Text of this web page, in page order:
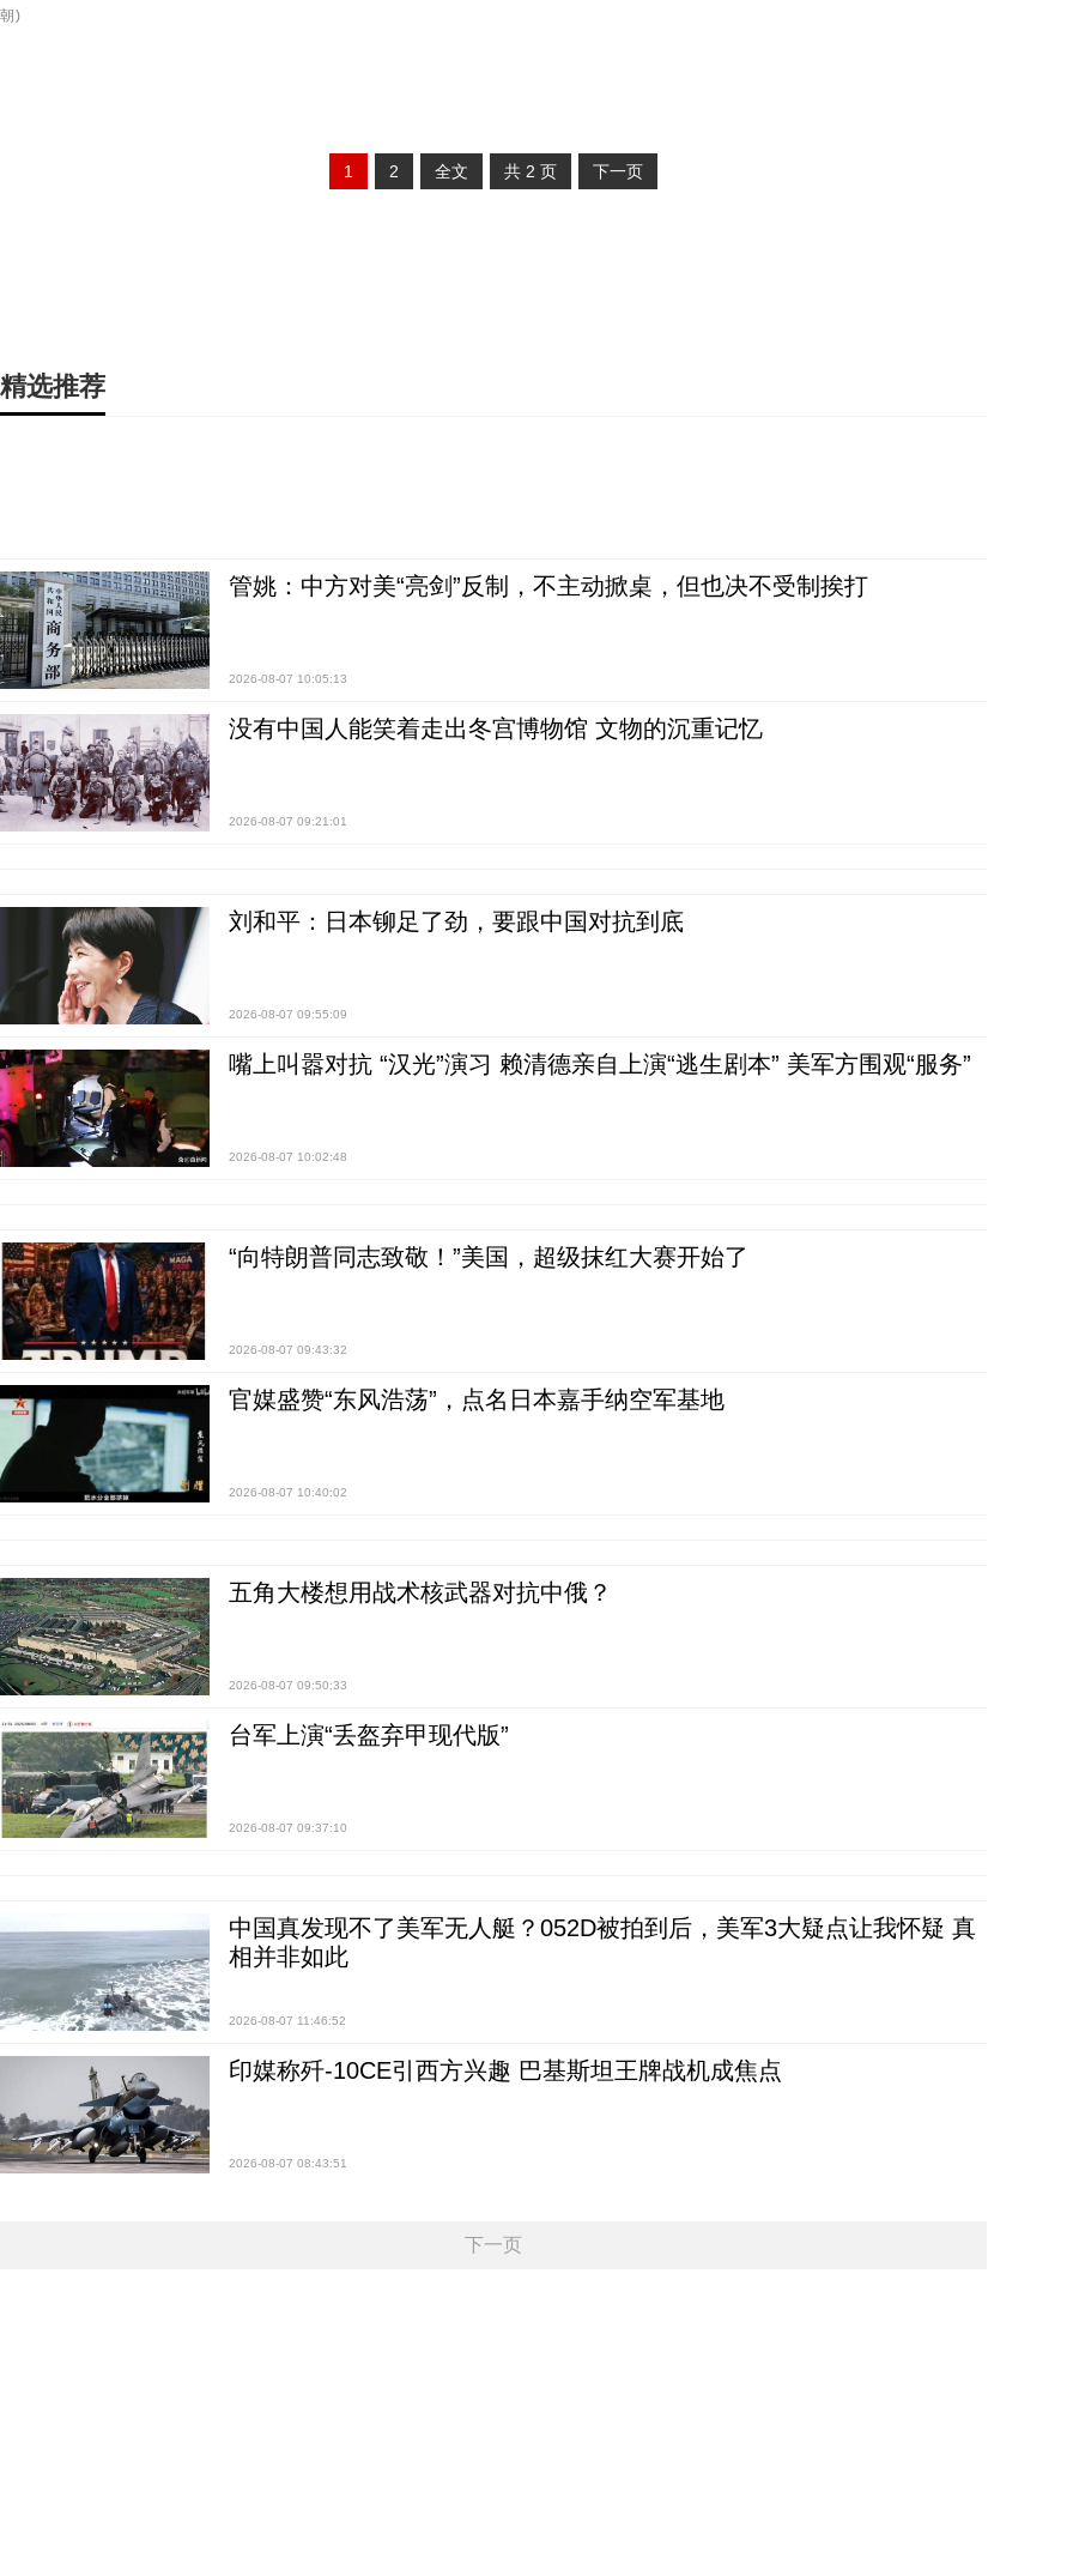
朝 )
1 2 全文 共 2 页 下一页
精选推荐
管姚：中方对美“亮剑”反制，不主动掀桌，但也决不受制挨打
2026-08-07 10:05:13
没有中国人能笑着走出冬宫博物馆 文物的沉重记忆
2026-08-07 09:21:01
刘和平：日本铆足了劲，要跟中国对抗到底
2026-08-07 09:55:09
嘴上叫嚣对抗 “汉光”演习 赖清德亲自上演“逃生剧本” 美军方围观“服务”
2026-08-07 10:02:48
“向特朗普同志致敬！”美国，超级抹红大赛开始了
2026-08-07 09:43:32
官媒盛赞“东风浩荡”，点名日本嘉手纳空军基地
2026-08-07 10:40:02
五角大楼想用战术核武器对抗中俄？
2026-08-07 09:50:33
台军上演“丢盔弃甲现代版”
2026-08-07 09:37:10
中国真发现不了美军无人艇？052D被拍到后，美军3大疑点让我怀疑 真
相并非如此
2026-08-07 11:46:52
印媒称歼-10CE引西方兴趣 巴基斯坦王牌战机成焦点
2026-08-07 08:43:51
下一页